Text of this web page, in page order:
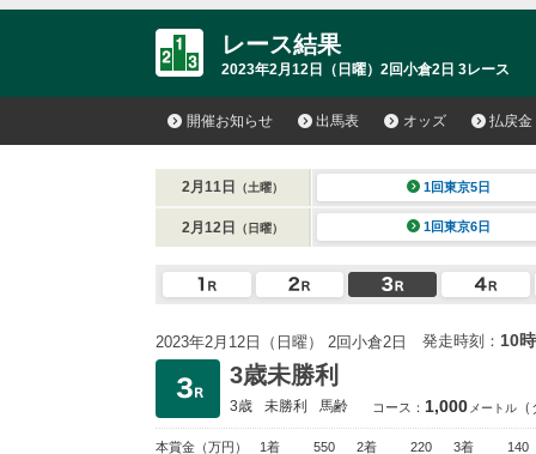
レース結果
2023年2月12日（日曜）2回小倉2日 3レース
開催お知らせ 出馬表 オッズ 払戻金
2月11日 （土曜） 1回東京5日
2月12日 （日曜） 1回東京6日
2023年2月12日（日曜） 2回小倉2日 発走時刻： 10
3歳未勝利
3歳 未勝利 馬齢 コース： 1,000 メートル
本賞金 （万円） 1着 550 2着 220 3着 140